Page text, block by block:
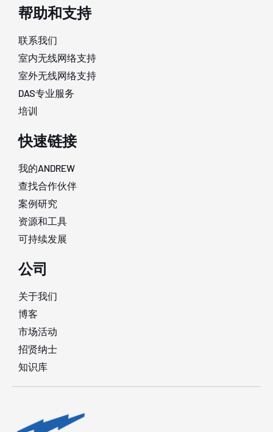
帮助和支持
联系我们
室内无线网络支持
室外无线网络支持
DAS专业服务
培训
快速链接
我的ANDREW
查找合作伙伴
案例研究
资源和工具
可持续发展
公司
关于我们
博客
市场活动
招贤纳士
知识库